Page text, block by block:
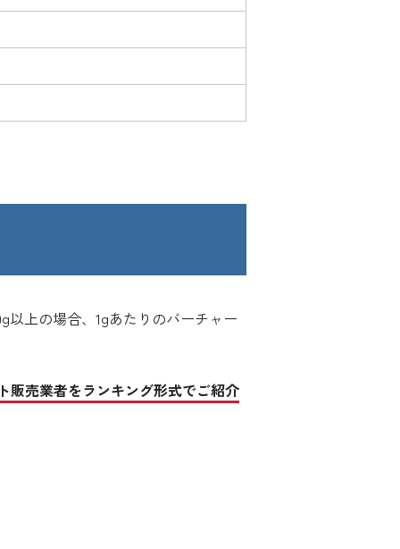
上の場合、1gあたりのバーチャー
販売業者をランキング形式でご紹介